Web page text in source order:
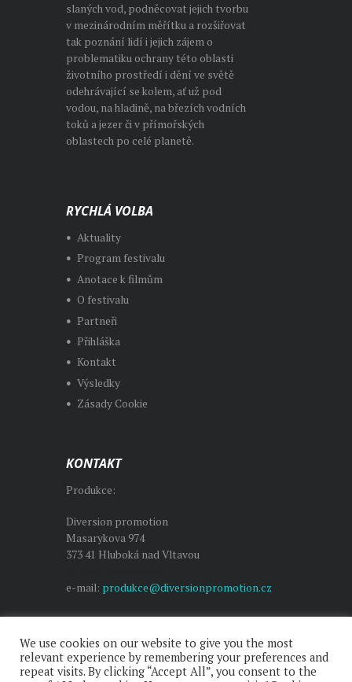
slaných vod, podněcovat jejich tvorbu
v mezinárodním měřítku a rozšiřovat
tak poznání lidí i jejich zájem o
problematiku ochrany této oblasti
životního prostředí i dění ve světě
odehrávající se kolem, ať už pod
vodou, na hladině, na březích vodních
toků a jezer či v přímořských
oblastech po celé planetě.
RYCHLÁ VOLBA
Aktuality
Program festivalu
Anotace k filmům
O festivalu
Partneři
Přihláška
Kontakt
Výsledky
Zásady Cookie
KONTAKT
Produkce:
Diversion promotion
Masarykova 974
373 41 Hluboká nad Vltavou
e-mail: produkce@diversionpromotion.cz
We use cookies on our website to give you the most
relevant experience by remembering your preferences and
repeat visits. By clicking “Accept All”, you consent to the